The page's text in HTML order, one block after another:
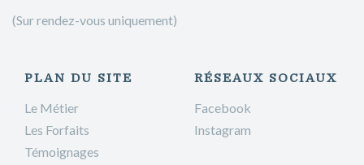
(Sur rendez-vous uniquement)
PLAN DU SITE
Le Métier
Les Forfaits
Témoignages
RÉSEAUX SOCIAUX
Facebook
Instagram